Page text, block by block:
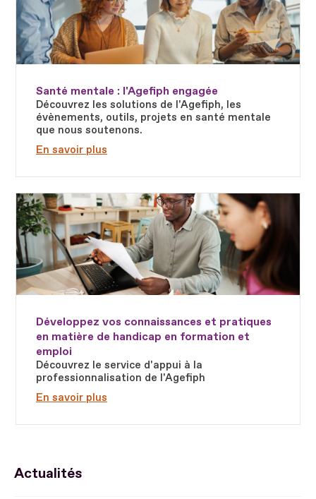
Santé mentale : l'Agefiph engagée
Découvrez les solutions de l'Agefiph, les
évènements, outils, projets en santé mentale
que nous soutenons.
En savoir plus
Développez vos connaissances et pratiques
en matière de handicap en formation et
emploi
Découvrez le service d'appui à la
professionnalisation de l'Agefiph
En savoir plus
Fichier
Actualités